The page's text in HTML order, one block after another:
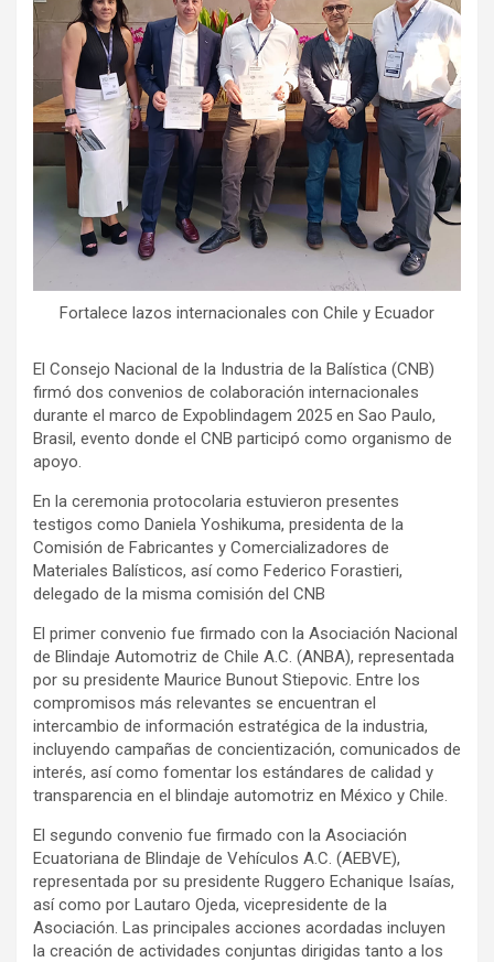
Fortalece lazos internacionales con Chile y Ecuador
El Consejo Nacional de la Industria de la Balística (CNB)
firmó dos convenios de colaboración internacionales
durante el marco de Expoblindagem 2025 en Sao Paulo,
Brasil, evento donde el CNB participó como organismo de
apoyo.
En la ceremonia protocolaria estuvieron presentes
testigos como Daniela Yoshikuma, presidenta de la
Comisión de Fabricantes y Comercializadores de
Materiales Balísticos, así como Federico Forastieri,
delegado de la misma comisión del CNB
El primer convenio fue firmado con la Asociación Nacional
de Blindaje Automotriz de Chile A.C. (ANBA), representada
por su presidente Maurice Bunout Stiepovic. Entre los
compromisos más relevantes se encuentran el
intercambio de información estratégica de la industria,
incluyendo campañas de concientización, comunicados de
interés, así como fomentar los estándares de calidad y
transparencia en el blindaje automotriz en México y Chile.
El segundo convenio fue firmado con la Asociación
Ecuatoriana de Blindaje de Vehículos A.C. (AEBVE),
representada por su presidente Ruggero Echanique Isaías,
así como por Lautaro Ojeda, vicepresidente de la
Asociación. Las principales acciones acordadas incluyen
la creación de actividades conjuntas dirigidas tanto a los